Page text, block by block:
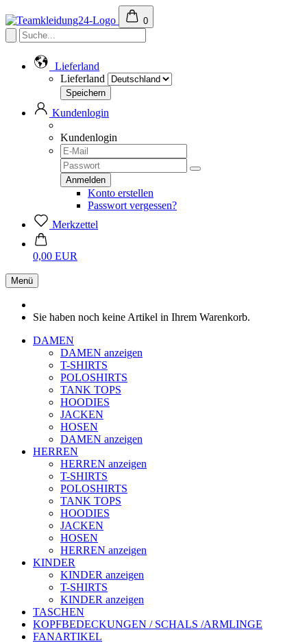
0
Lieferland
Lieferland
Kundenlogin
Kundenlogin
Konto erstellen
Passwort vergessen?
Merkzettel
0,00 EUR
Menü
Sie haben noch keine Artikel in Ihrem Warenkorb.
DAMEN
DAMEN anzeigen
T-SHIRTS
POLOSHIRTS
TANK TOPS
HOODIES
JACKEN
HOSEN
DAMEN anzeigen
HERREN
HERREN anzeigen
T-SHIRTS
POLOSHIRTS
TANK TOPS
HOODIES
JACKEN
HOSEN
HERREN anzeigen
KINDER
KINDER anzeigen
T-SHIRTS
KINDER anzeigen
TASCHEN
KOPFBEDECKUNGEN / SCHALS /ARMLINGE
FANARTIKEL